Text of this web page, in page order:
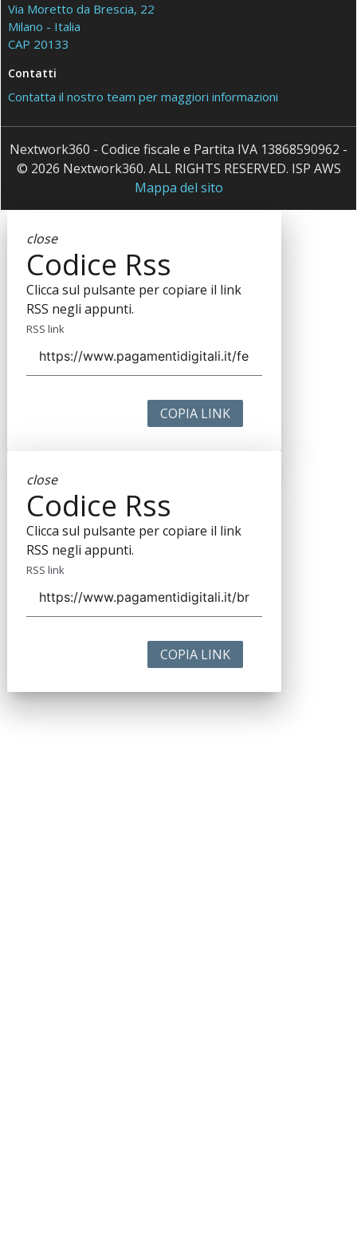
Via Moretto da Brescia, 22
Milano - Italia
CAP 20133
Contatti
Contatta il nostro team per maggiori informazioni
Nextwork360 - Codice fiscale e Partita IVA 13868590962 -
© 2026 Nextwork360. ALL RIGHTS RESERVED. ISP AWS
Mappa del sito
close
Codice Rss
Clicca sul pulsante per copiare il link
RSS negli appunti.
RSS link
COPIA LINK
close
Codice Rss
Clicca sul pulsante per copiare il link
RSS negli appunti.
RSS link
COPIA LINK